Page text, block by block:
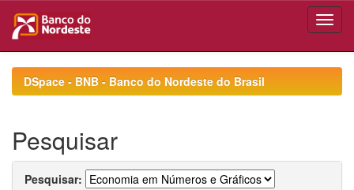
navigationDSpace - BNB - Banco do Nordeste do Brasil
Pesquisar
Pesquisar: